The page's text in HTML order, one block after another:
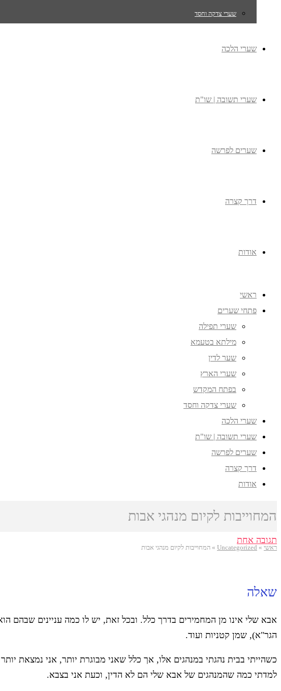
שערי צדקה וחסד
שערי הלכה
שערי תשובה | שו"ת
שערים לפרשה
דרך קצרה
אודות
ראשי
פתחי שערים
שערי תפילה
מילתא בטעמא
שער לדין
שערי הארץ
בפתח המקדש
שערי צדקה וחסד
שערי הלכה
שערי תשובה | שו"ת
שערים לפרשה
דרך קצרה
אודות
המחוייבות לקיום מנהגי אבות
ראשי »
Uncategorized
» המחוייבות לקיום מנהגי אבות
תגובה אחת
שאלה
אבא שלי אינו מן המחמירים בדרך כלל. ובכל זאת, יש לו כמה עניינים שבהם
הגר"א), שמן קטניות ועוד.
כשהייתי בבית נהגתי במנהגים אלו, אך כלל שאני מבוגרת יותר, אני נמצאת
למדתי כמה שהמנהגים של אבא שלי הם לא הדין, וכעת אני בצבא.